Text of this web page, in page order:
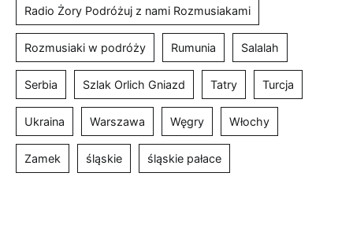
Radio Żory Podróżuj z nami Rozmusiakami
Rozmusiaki w podróży Rumunia Salalah
Serbia Szlak Orlich Gniazd Tatry Turcja
Ukraina Warszawa Węgry Włochy
Zamek śląskie śląskie pałace